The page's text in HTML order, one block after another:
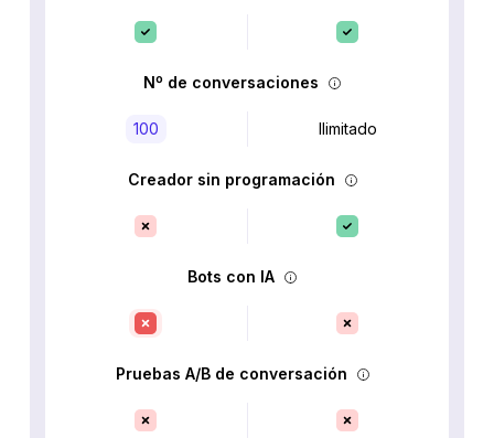
Nº de conversaciones
100 Ilimitado
Creador sin programación
Bots con IA
Pruebas A/B de conversación